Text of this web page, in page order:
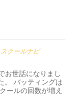
クールナビ
お世話になりまし
。 バッティングは
ールの回数が増え